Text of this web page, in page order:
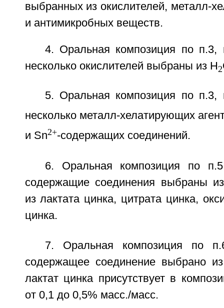
выбранных из окислителей, металл-
и антимикробных веществ.
4. Оральная композиция по п.3,
несколько окислителей выбраны из H2
5. Оральная композиция по п.3,
несколько металл-хелатирующих
и Sn2+-содержащих соединений.
6. Оральная композиция по
содержащие соединения выбраны
из лактата цинка, цитрата цинка,
цинка.
7. Оральная композиция по
содержащее соединение выбрано
лактат цинка присутствует в
от 0,1 до 0,5% масс./масс.